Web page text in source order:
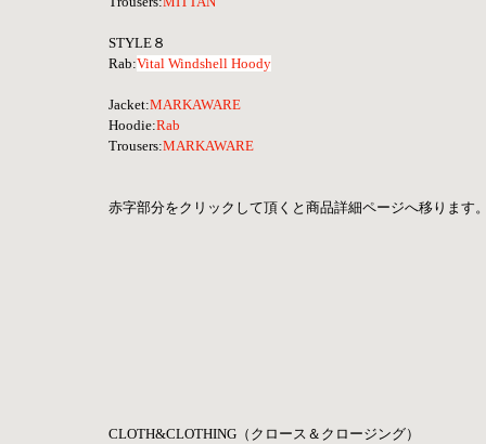
STYLE８
Rab:Vital Windshell Hoody
Jacket:MARKAWARE
Hoodie:Rab
Trousers:MARKAWARE
赤字部分をクリックして頂くと商品詳細ページへ移ります
CLOTH&CLOTHING（クロース＆クロージング）